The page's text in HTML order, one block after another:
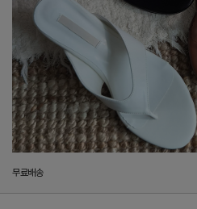
무료배송